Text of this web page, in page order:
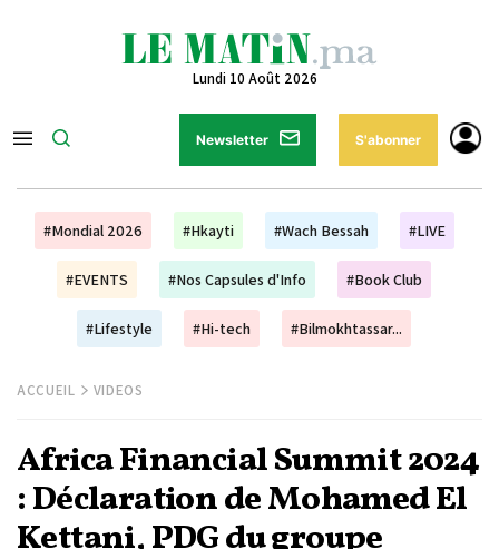
Lundi 10 Août 2026
Newsletter S'abonner
#Mondial 2026 #Hkayti #Wach Bessah #LIVE
#EVENTS #Nos Capsules d'Info #Book Club
#Lifestyle #Hi-tech #Bilmokhtassar...
ACCUEIL VIDEOS
Africa Financial Summit 2024
: Déclaration de Mohamed El
Kettani, PDG du groupe